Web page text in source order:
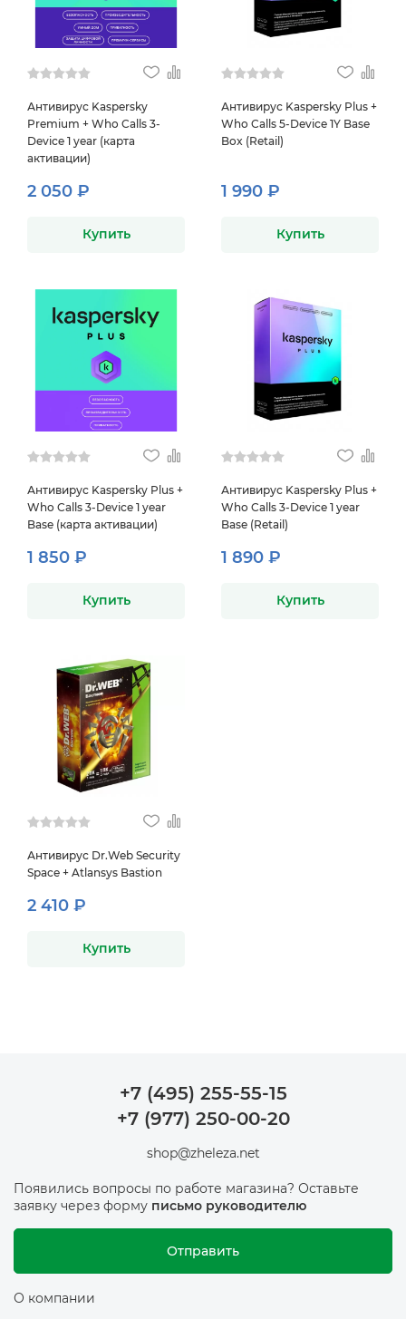
Антивирус Kaspersky
Premium + Who Calls 3-
Device 1 year (карта
активации)
2 050 ₽
Купить
Антивирус Kaspersky Plus +
Who Calls 5-Device 1Y Base
Box (Retail)
1 990 ₽
Купить
Антивирус Kaspersky Plus +
Who Calls 3-Device 1 year
Base (карта активации)
1 850 ₽
Купить
Антивирус Kaspersky Plus +
Who Calls 3-Device 1 year
Base (Retail)
1 890 ₽
Купить
Антивирус Dr.Web Security
Space + Atlansys Bastion
2 410 ₽
Купить
+7 (495) 255-55-15
+7 (977) 250-00-20
shop@zheleza.net
Появились вопросы по работе магазина? Оставьте
заявку через форму письмо руководителю
Отправить
О компании